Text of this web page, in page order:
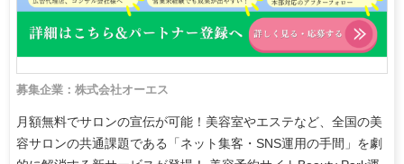
募集企業：株式会社オーエス
月額無料でサロンの宣伝が可能！美容室やエステなど、全国の美
容サロンの共通課題である「ネット集客・SNS運用の手間」を劇